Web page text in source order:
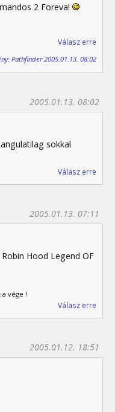
2 Foreva!
Válasz erre
Pathfinder 2005.01.13. 08:02
2005.01.13. 08:02
sokkal
Válasz erre
2005.01.13. 07:11
Hood Legend OF
vége !
Válasz erre
2005.01.12. 18:51